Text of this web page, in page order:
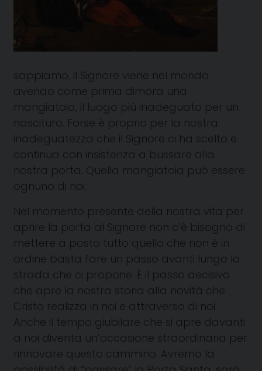
sappiamo, il Signore viene nel mondo
avendo come prima dimora una
mangiatoia, il luogo più inadeguato per un
nascituro. Forse è proprio per la nostra
inadeguatezza che il Signore ci ha scelto e
continua con insistenza a bussare alla
nostra porta. Quella mangiatoia può essere
ognuno di noi.
Nel momento presente della nostra vita per
aprire la porta al Signore non c’è bisogno di
mettere a posto tutto quello che non è in
ordine basta fare un passo avanti lungo la
strada che ci propone. È il passo decisivo
che apre la nostra storia alla novità che
Cristo realizza in noi e attraverso di noi.
Anche il tempo giubilare che si apre davanti
a noi diventa un’occasione straordinaria per
rinnovare questo cammino. Avremo la